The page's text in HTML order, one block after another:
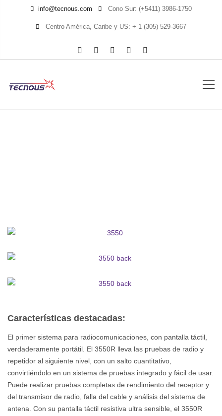
info@tecnous.com Cono Sur: (+5411) 3986-1750
Centro América, Caribe y US: + 1 (305) 529-3667
Características destacadas:
El primer sistema para radiocomunicaciones, con pantalla táctil,
verdaderamente portátil. El 3550R lleva las pruebas de radio y
repetidor al siguiente nivel, con un salto cuantitativo,
convirtiéndolo en un sistema de pruebas integrado y fácil de usar.
Puede realizar pruebas completas de rendimiento del receptor y
del transmisor de radio, falla del cable y análisis del sistema de
antena. Con su pantalla táctil resistiva ultra sensible, el 3550R